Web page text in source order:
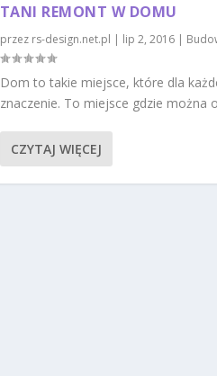
TANI REMONT W DOMU
przez rs-design.net.pl | lip 2, 2016|
Dom to takie miejsce, które dla
znaczenie. To miejsce gdzie można
CZYTAJ WIĘCEJ